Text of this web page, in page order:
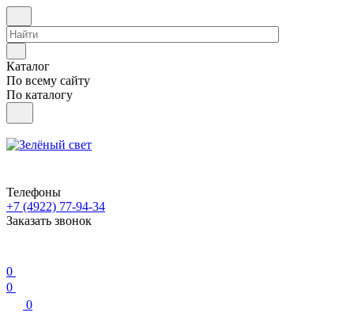
Каталог
По всему сайту
По каталогу
Телефоны
+7 (4922) 77-94-34
Заказать звонок
0
0
0